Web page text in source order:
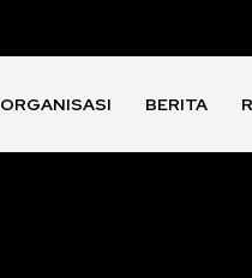
ORGANISASI BERITA